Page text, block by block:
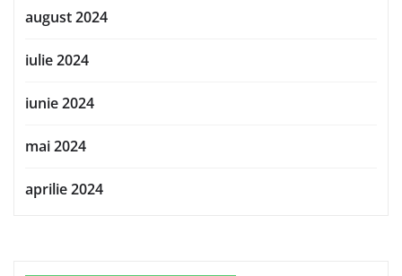
august 2024
iulie 2024
iunie 2024
mai 2024
aprilie 2024